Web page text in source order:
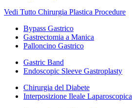
Vedi Tutto Chirurgia Plastica Procedure
Bypass Gastrico
Gastrectomia a Manica
Palloncino Gastrico
Gastric Band
Endoscopic Sleeve Gastroplasty
Chirurgia del Diabete
Interposizione Ileale Laparoscopica